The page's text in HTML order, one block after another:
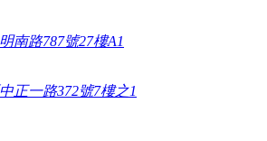
南路787號27樓A1
正一路372號7樓之1